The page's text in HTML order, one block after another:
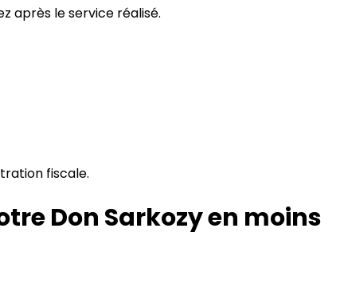
après le service réalisé.
fiscale.
Don Sarkozy en moins